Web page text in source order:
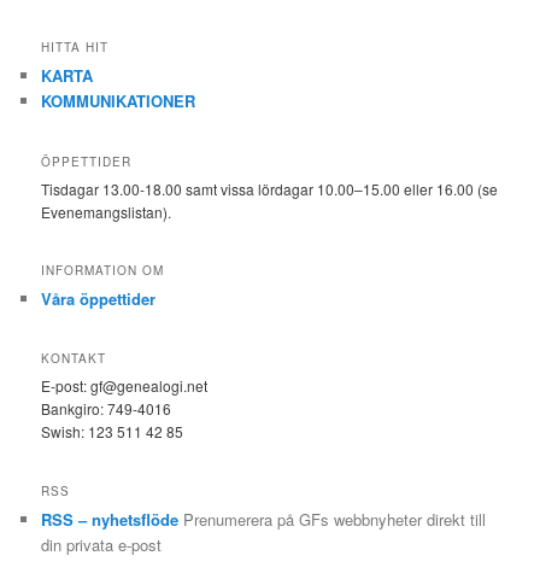
HITTA HIT
KARTA
KOMMUNIKATIONER
ÖPPETTIDER
Tisdagar 13.00-18.00 samt vissa lördagar 10.00–15.00 eller 16.00 (se
Evenemangslistan).
INFORMATION OM
Våra öppettider
KONTAKT
E-post: gf@genealogi.net
Bankgiro: 749-4016
Swish: 123 511 42 85
RSS
RSS – nyhetsflöde Prenumerera på GFs webbnyheter direkt till
din privata e-post